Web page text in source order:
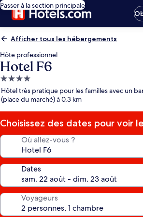
Passer à la section principale
Afficher tous les hébergements
Hôte professionnel
Hotel F6
Hébergement
4.0 étoiles
Hôtel très pratique pour les familles avec un
(place du marché) à 0,3 km
Choisissez des dates pour voir
Où allez-vous ?
Dates
Voyageurs